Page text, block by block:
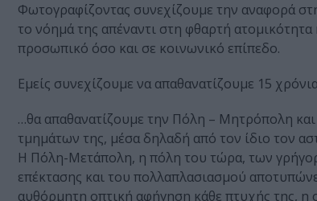
Φωτογραφίζοντας συνεχίζουμε την αναφορά
το νόημά της απέναντι στη φθαρτή
προσωπικό όσο και σε κοινωνικό επίπεδο.
Εμείς συνεχίζουμε να απαθανατίζουμε 15
…θα απαθανατίζουμε την Πόλη – Μητρόπολη
τμημάτων της, μέσα δηλαδή από τον ίδιο τον
Η Πόλη-Μετάπολη, η πόλη του τώρα, των
επέκτασης και του πολλαπλασιασμού
αυθόρμητη οπτική αφήγηση κάθε πτυχής της, η